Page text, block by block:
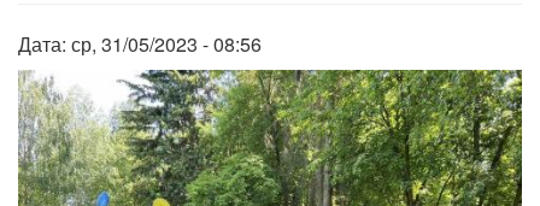
Дата: ср, 31/05/2023 - 08:56